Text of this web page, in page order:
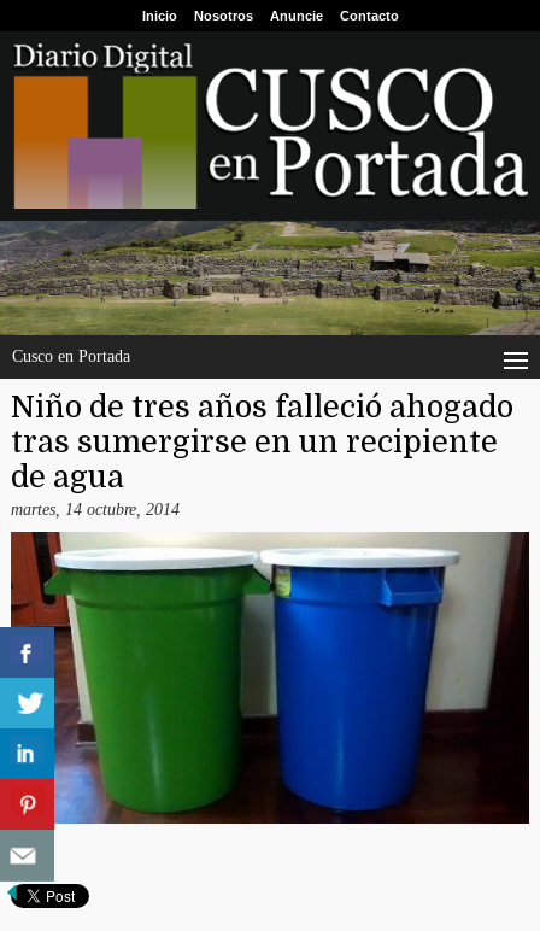
Inicio Nosotros Anuncie Contacto
Cusco en Portada
Niño de tres años falleció ahogado
tras sumergirse en un recipiente
de agua
martes, 14 octubre, 2014